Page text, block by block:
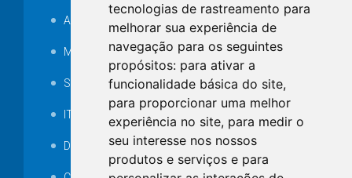
tecnologias de rastreamento para
melhorar sua experiência de
navegação para os seguintes
propósitos: para ativar a
funcionalidade básica do site,
para proporcionar uma melhor
experiência no site, para medir o
seu interesse nos nossos
produtos e serviços e para
Audiência pública
MANUTENÇÃO DE ILUMINAÇÃO PÚBLICA
Serviços Técnicos TI
ITR
Desapropriações